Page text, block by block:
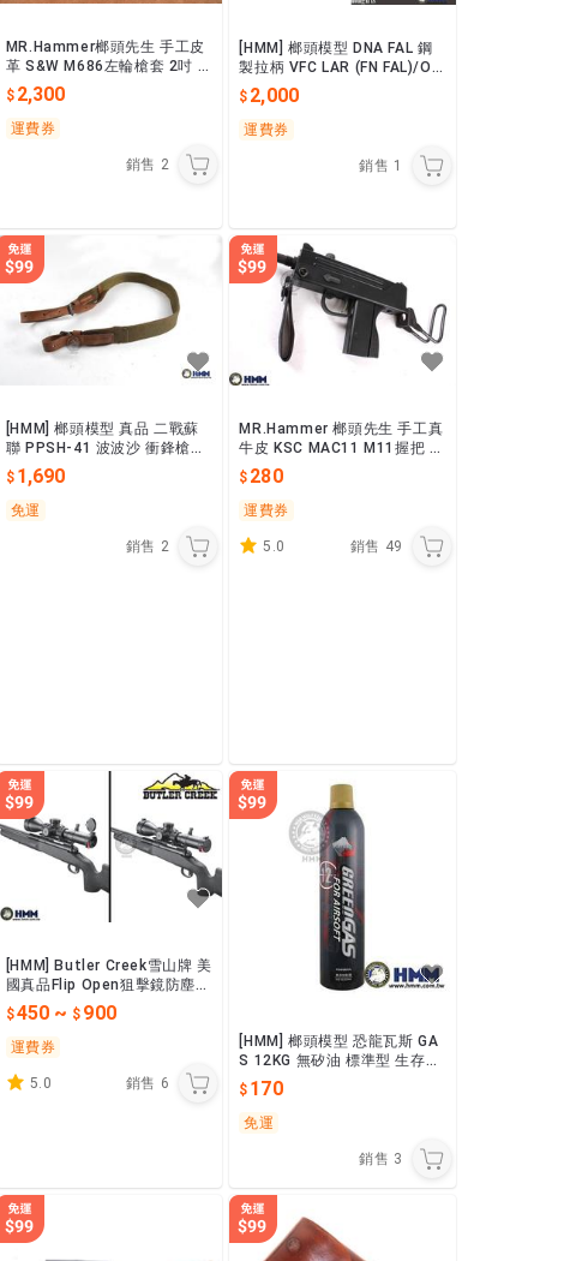
MR.Hammer榔頭先生 手工皮
革 S&W M686左輪槍套 2吋 /
3.5吋塑型槍套開口款 適用S&
W M29
2,300
運費券
銷售 2
[HMM] 榔頭模型 DNA FAL 鋼
製拉柄 VFC LAR (FN FAL)/OS
W MK1 GBB適用
2,000
運費券
銷售 1
[HMM] 榔頭模型 真品 二戰蘇
聯 PPSH-41 波波沙 衝鋒槍專
1,690
免運
銷售 2
MR.Hammer 榔頭先生 手工真
牛皮 KSC MAC11 M11握把 衝
鋒槍皮帶 前背帶 拉柄 $280
280
運費券
5.0 銷售 49
[HMM] Butler Creek雪山牌 美
國真品Flip Open狙擊鏡防塵蓋
彈蓋式防塵蓋
450 ~ 900
運費券
5.0 銷售 6
[HMM] 榔頭模型 恐龍瓦斯 GA
S 12KG 無矽油 標準型 生存遊
戲專用
170
免運
銷售 3